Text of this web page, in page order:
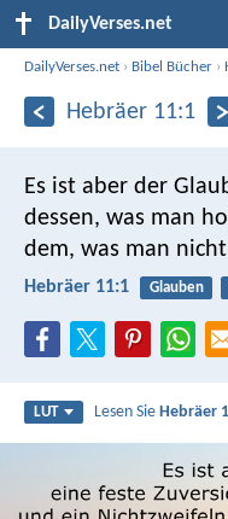
DailyVerses.net
DailyVerses.net › Bibel Bücher ›
Hebräer 11:1
Es ist aber der
dessen, was man
dem, was man
Hebräer 11:1 Glauben
LUT Lesen SieHebräer